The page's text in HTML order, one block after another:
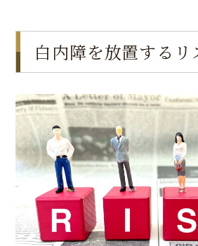
白内障を放置するリ